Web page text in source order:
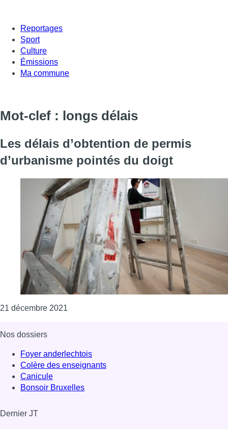
Reportages
Sport
Culture
Émissions
Ma commune
Mot-clef : longs délais
Les délais d’obtention de permis
d’urbanisme pointés du doigt
21 décembre 2021
Nos dossiers
Foyer anderlechtois
Colère des enseignants
Canicule
Bonsoir Bruxelles
Dernier JT